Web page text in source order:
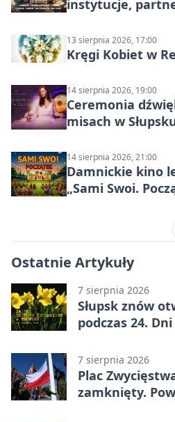
instytucje,
13 sierpnia 2026, 17:00
Kręgi Kobiet w
14 sierpnia 2026, 19:00
Ceremonia
misach w
14 sierpnia 2026, 21:00
Damnickie kino
„Sami Swoi.
Ostatnie Artykuły
7 sierpnia 2026
Słupsk znów
podczas 24.
7 sierpnia 2026
Plac
zamknięty.